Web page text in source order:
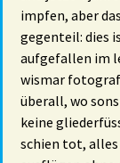
impfen, aber
gegenteil: dies
aufgefallen im
wismar
überall, wo
keine
schien tot, alles